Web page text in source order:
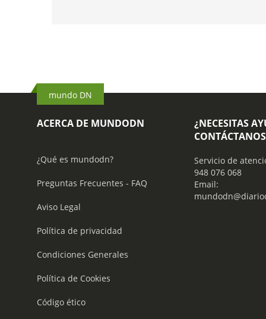
mundo DN
ACERCA DE MUNDODN
¿Qué es mundodn?
Preguntas Frecuentes - FAQ
Aviso Legal
Política de privacidad
Condiciones Generales
Política de Cookies
Código ético
¿NECESITAS
CONTÁCTANOS
Servicio de
948 076 068
Email: